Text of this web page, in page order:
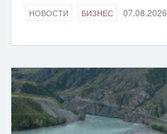
НОВОСТИ БИЗНЕС 07.08.2026